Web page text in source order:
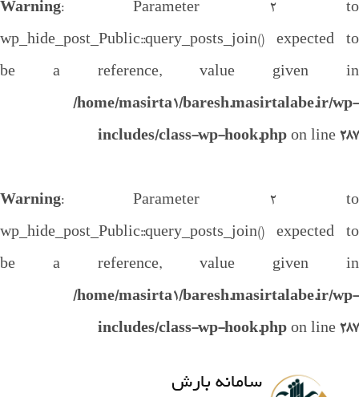
Warning: Parameter 2 to
wp_hide_post_Public::query_posts_join() expected to
be a reference, value given in
/home/masirta1/baresh.masirtalabe.ir/wp-
includes/class-wp-hook.php on line 287
Warning: Parameter 2 to
wp_hide_post_Public::query_posts_join() expected to
be a reference, value given in
/home/masirta1/baresh.masirtalabe.ir/wp-
includes/class-wp-hook.php on line 287
سامانه بارش